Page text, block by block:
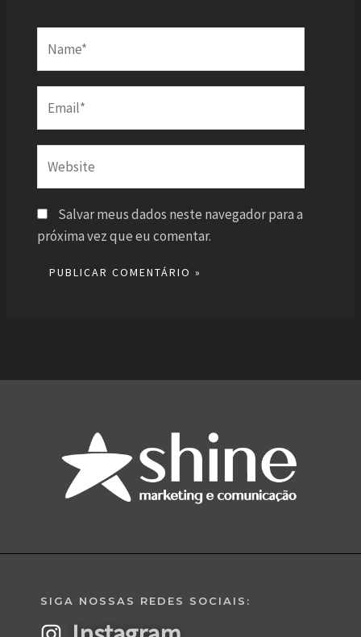
Salvar meus dados neste navegador para a
próxima vez que eu comentar.
SIGA NOSSAS REDES SOCIAIS: